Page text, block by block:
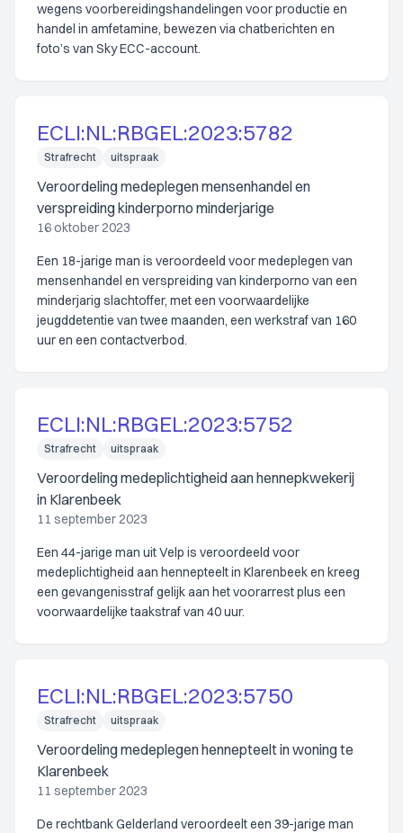
wegens voorbereidingshandelingen voor productie en
handel in amfetamine, bewezen via chatberichten en
foto’s van Sky ECC-account.
ECLI:NL:RBGEL:2023:5782
Strafrecht uitspraak
Veroordeling medeplegen mensenhandel en
verspreiding kinderporno minderjarige
16 oktober 2023
Een 18-jarige man is veroordeeld voor medeplegen van
mensenhandel en verspreiding van kinderporno van een
minderjarig slachtoffer, met een voorwaardelijke
jeugddetentie van twee maanden, een werkstraf van 160
uur en een contactverbod.
ECLI:NL:RBGEL:2023:5752
Strafrecht uitspraak
Veroordeling medeplichtigheid aan hennepkwekerij
in Klarenbeek
11 september 2023
Een 44-jarige man uit Velp is veroordeeld voor
medeplichtigheid aan hennepteelt in Klarenbeek en kreeg
een gevangenisstraf gelijk aan het voorarrest plus een
voorwaardelijke taakstraf van 40 uur.
ECLI:NL:RBGEL:2023:5750
Strafrecht uitspraak
Veroordeling medeplegen hennepteelt in woning te
Klarenbeek
11 september 2023
De rechtbank Gelderland veroordeelt een 39-jarige man